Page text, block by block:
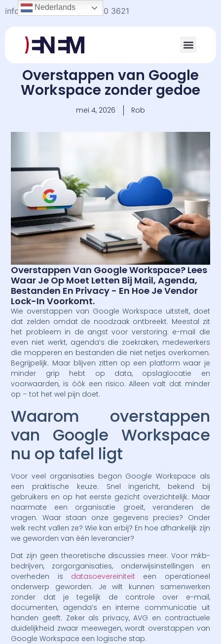
info@enem.nl+31(0)20-330 3621
Overstappen van Google
Workspace zonder gedoe
mei 4, 2026 Rob
Overstappen Van Google Workspace? Lees
Waar Je Op Moet Letten Bij Mail, Agenda,
Bestanden En Privacy - En Hoe Je Vendor
Lock-In Voorkomt.
Wie overstappen van Google Workspace uitstelt, doet
dat zelden omdat de noodzaak ontbreekt. Meestal zit
het probleem in de angst voor verstoring: e-mail die
even niet werkt, agenda’s die zoekraken, medewerkers
die mopperen en bestanden die niet netjes overkomen.
Begrijpelijk. Maar blijven zitten op een platform waar je
minder grip hebt op data, opslaglocatie en
voorwaarden, is óók een risico. Alleen valt dat minder
op – tot het wel pijn doet.
Waarom overstappen
van Google Workspace
nu op tafel ligt
Voor veel organisaties begon Google Workspace als
een praktische keuze. Snel ingericht, bekend bij
gebruikers en op het eerste gezicht overzichtelijk. Maar
naarmate een organisatie groeit, veranderen de
vragen. Waar staan onze gegevens precies? Onder
welk recht vallen ze? Wie kan erbij? En hoe afhankelijk zijn
we geworden van één leverancier?
Dat zijn geen theoretische discussies meer. Voor mkb-
bedrijven, zorgorganisaties, onderwijsinstellingen en
overheden is datasoevereiniteit een operationeel
onderwerp geworden. Je wilt kunnen samenwerken
zonder dat je tegelijk de controle over e-mail,
documenten, agenda’s en interne communicatie uit
handen geeft. Zeker als privacy, AVG en contractuele
duidelijkheid zwaar meewegen, wordt overstappen van
Google Workspace een logische stap.
Nederlands